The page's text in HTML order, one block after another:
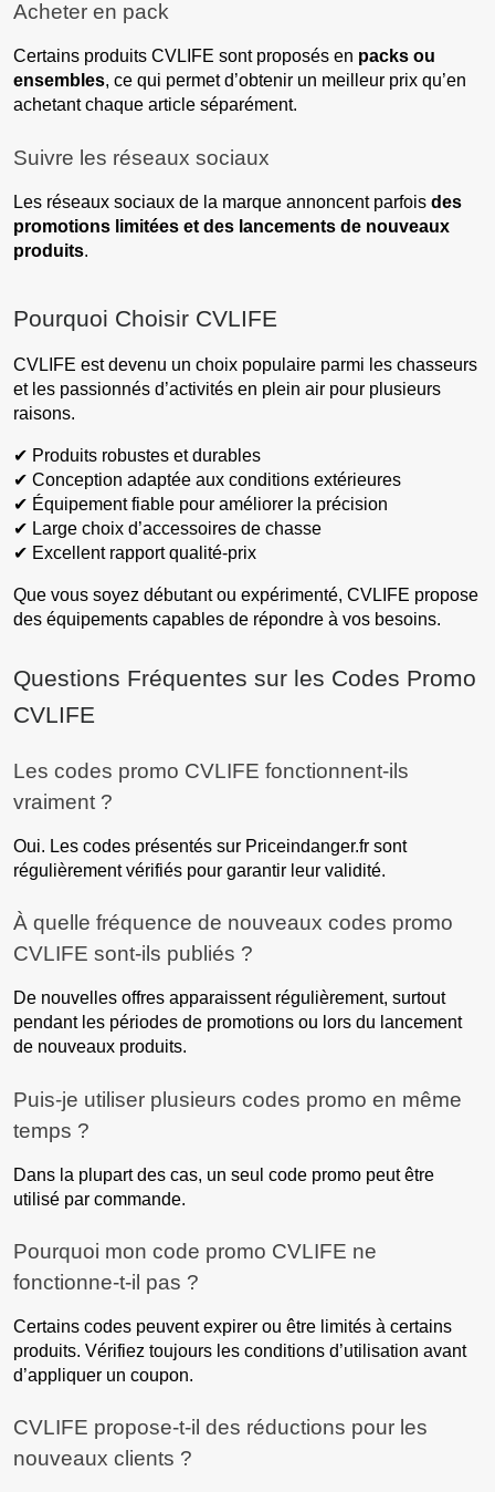
Acheter en pack
Certains produits CVLIFE sont proposés en packs ou
ensembles, ce qui permet d’obtenir un meilleur prix qu’en
achetant chaque article séparément.
Suivre les réseaux sociaux
Les réseaux sociaux de la marque annoncent parfois des
promotions limitées et des lancements de nouveaux
produits.
Pourquoi Choisir CVLIFE
CVLIFE est devenu un choix populaire parmi les chasseurs
et les passionnés d’activités en plein air pour plusieurs
raisons.
✔ Produits robustes et durables
✔ Conception adaptée aux conditions extérieures
✔ Équipement fiable pour améliorer la précision
✔ Large choix d’accessoires de chasse
✔ Excellent rapport qualité-prix
Que vous soyez débutant ou expérimenté, CVLIFE propose
des équipements capables de répondre à vos besoins.
Questions Fréquentes sur les Codes Promo
CVLIFE
Les codes promo CVLIFE fonctionnent-ils
vraiment ?
Oui. Les codes présentés sur Priceindanger.fr sont
régulièrement vérifiés pour garantir leur validité.
À quelle fréquence de nouveaux codes promo
CVLIFE sont-ils publiés ?
De nouvelles offres apparaissent régulièrement, surtout
pendant les périodes de promotions ou lors du lancement
de nouveaux produits.
Puis-je utiliser plusieurs codes promo en même
temps ?
Dans la plupart des cas, un seul code promo peut être
utilisé par commande.
Pourquoi mon code promo CVLIFE ne
fonctionne-t-il pas ?
Certains codes peuvent expirer ou être limités à certains
produits. Vérifiez toujours les conditions d’utilisation avant
d’appliquer un coupon.
CVLIFE propose-t-il des réductions pour les
nouveaux clients ?